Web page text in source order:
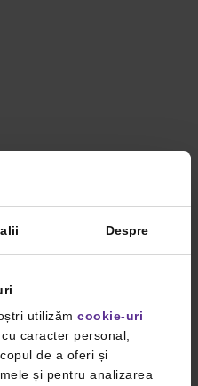
Despre
utilizăm cookie-uri
caracter personal,
de a oferi și
și pentru analizarea